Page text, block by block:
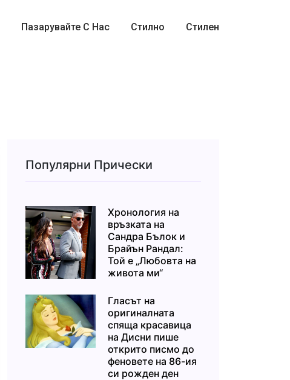
Пазарувайте С Нас Стилно Стилен
Популярни Прически
Хронология на
връзката на
Сандра Бълок и
Брайън Рандал:
Той е „Любовта на
живота ми“
Гласът на
оригиналната
спяща красавица
на Дисни пише
открито писмо до
феновете на 86-ия
си рожден ден